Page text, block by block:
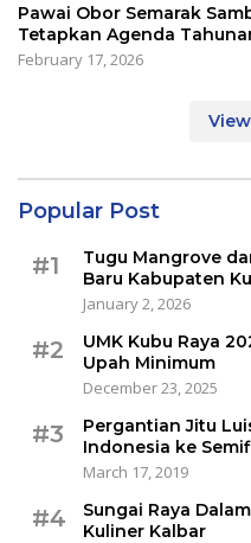
Pawai Obor Semarak
Tetapkan Agenda
February 17, 2026
Popular Post
#1
Tugu Mangrove
Baru Kabupaten
January 2, 2026
#2
UMK Kubu Raya
Upah Minimum
December 23, 2025
#3
Pergantian Jitu
Indonesia ke
March 17, 2019
#4
Sungai Raya
Kuliner Kalbar